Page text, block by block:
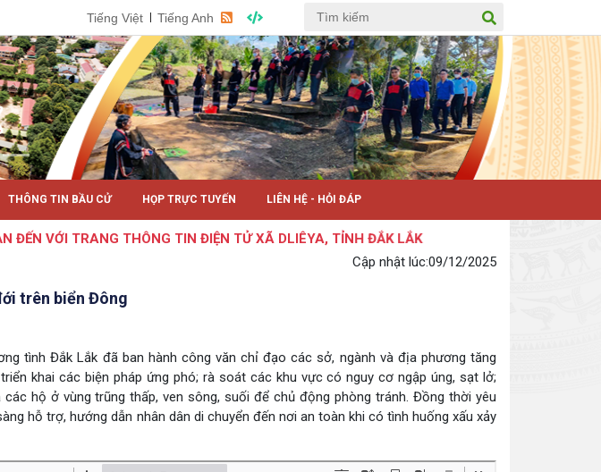
Tiếng Việt Tiếng Anh
THÔNG TIN BẦU CỬ HỌP TRỰC TUYẾN LIÊN HỆ - HỎI ĐÁP
VỚI TRANG THÔNG TIN ĐIỆN TỬ XÃ DLIÊYA, TỈNH ĐẮK LẮK
Cập nhật lúc:09/12/2025
trên biển Đông
tình Đắk Lắk đã ban hành công văn chỉ đạo các sở, ngành và địa phương tăng
khai các biện pháp ứng phó; rà soát các khu vực có nguy cơ ngập úng, sạt lở;
hộ ở vùng trũng thấp, ven sông, suối để chủ động phòng tránh. Đồng thời yêu
hỗ trợ, hướng dẫn nhân dân di chuyển đến nơi an toàn khi có tình huống xấu xảy